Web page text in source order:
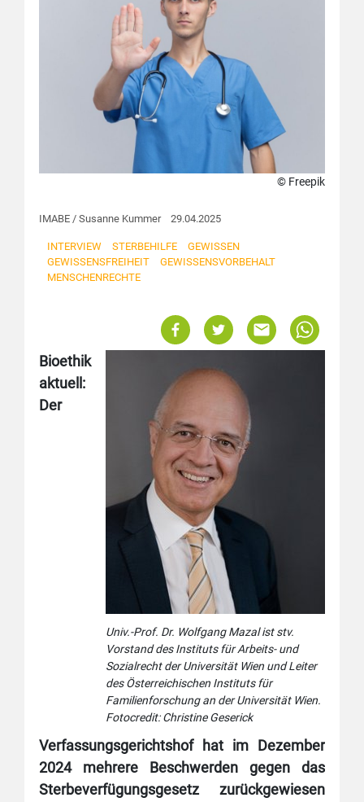
© Freepik
IMABE / Susanne Kummer 29.04.2025
INTERVIEW STERBEHILFE
GEWISSEN
GEWISSENSFREIHEIT
GEWISSENSVORBEHALT
MENSCHENRECHTE
Univ.-Prof. Dr. Wolfgang Mazal ist stv.
Vorstand des Instituts für Arbeits- und
Sozialrecht der Universität Wien und Leiter
des Österreichischen Instituts für
Familienforschung an der Universität Wien.
Fotocredit: Christine Geserick
Bioethik
aktuell:
Der
Verfassungsgerichtshof hat im Dezember
2024 mehrere Beschwerden gegen das
Sterbeverfügungsgesetz zurückgewiesen